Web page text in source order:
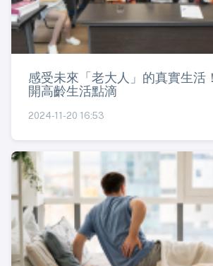
感受未來「老大人」的真實生活
開高齡生活點滴
2024-11-20 16:53